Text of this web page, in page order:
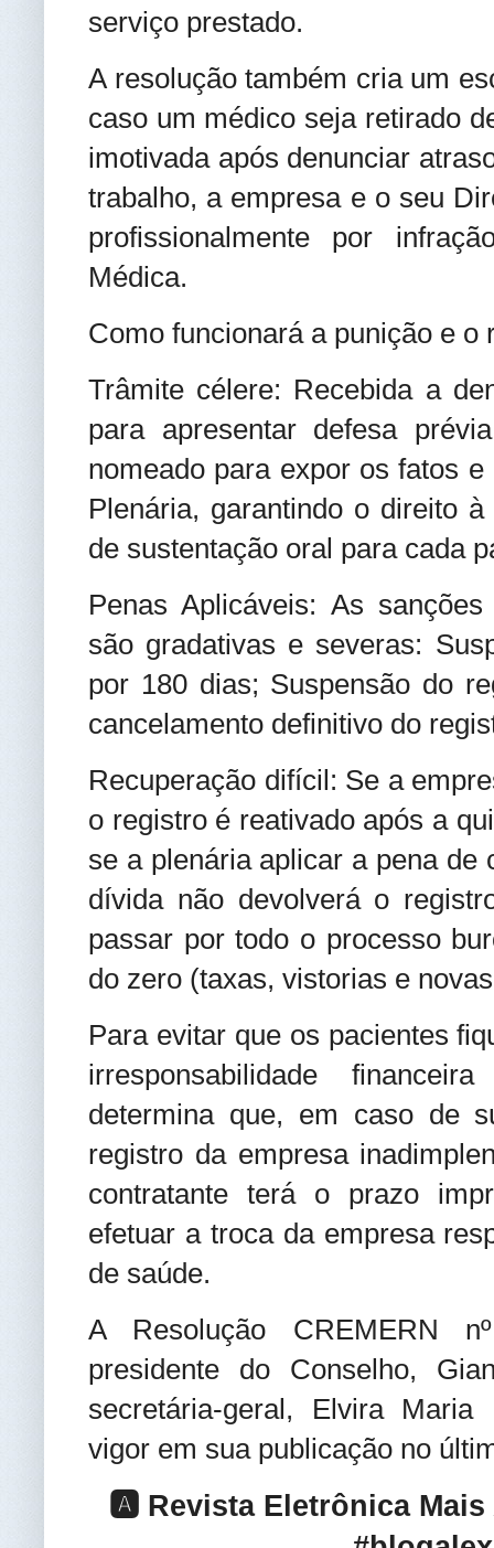
serviço prestado.
A resolução também cria um
caso um médico seja retirado
imotivada após denunciar
trabalho, a empresa e o seu
profissionalmente por
Médica.
Como funcionará a punição e o
Trâmite célere: Recebida a
para apresentar defesa
nomeado para expor os fatos
Plenária, garantindo o direito
de sustentação oral para cada
Penas Aplicáveis: As
são gradativas e severas:
por 180 dias; Suspensão do
cancelamento definitivo do
Recuperação difícil: Se a
o registro é reativado após a
se a plenária aplicar a pena de
dívida não devolverá o
passar por todo o processo
do zero (taxas, vistorias e
Para evitar que os pacientes
irresponsabilidade
determina que, em caso de
registro da empresa
contratante terá o prazo
efetuar a troca da empresa
de saúde.
A Resolução CREMERN
presidente do Conselho,
secretária-geral, Elvira
vigor em sua publicação no
🅰️ Revista Eletrônica